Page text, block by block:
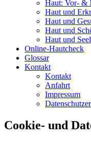
Haut: Vor- &
Haut und
Haut und
Haut und
Haut und
Online-Hautcheck
Glossar
Kontakt
Kontakt
Anfahrt
Impressum
Cookie- und